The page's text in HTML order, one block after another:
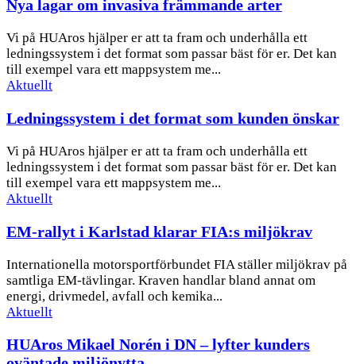
Nya lagar om invasiva främmande arter
Vi på HUAros hjälper er att ta fram och underhålla ett
ledningssystem i det format som passar bäst för er. Det kan
till exempel vara ett mappsystem me...
Aktuellt
Ledningssystem i det format som kunden önskar
Vi på HUAros hjälper er att ta fram och underhålla ett
ledningssystem i det format som passar bäst för er. Det kan
till exempel vara ett mappsystem me...
Aktuellt
EM-rallyt i Karlstad klarar FIA:s miljökrav
Internationella motorsportförbundet FIA ställer miljökrav på
samtliga EM-tävlingar. Kraven handlar bland annat om
energi, drivmedel, avfall och kemika...
Aktuellt
HUAros Mikael Norén i DN – lyfter kunders